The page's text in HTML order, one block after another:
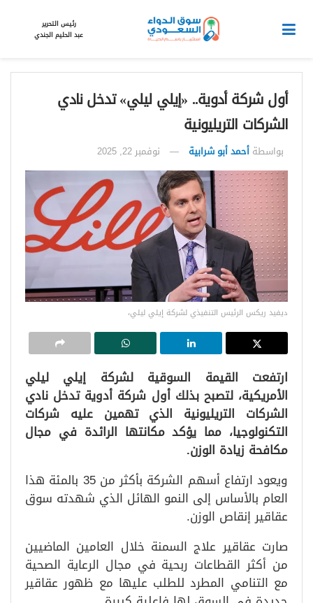
رئيس التحرير
عبد الحليم الجندي
أول شركة أدوية.. «إيلي ليلي» تدخل نادي
الشركات التريليونية
بواسطة أحمد أبو شرابية نوفمبر 22, 2025
ديفيد ريكس الرئيس التنفيذي لشركة إيلي ليلي،
ارتفعت القيمة السوقية لشركة إيلي ليلي
الأمريكية، لتصبح بذلك أول شركة أدوية تدخل نادي
الشركات التريليونية الذي تهمين عليه شركات
التكنولوجيا، مما يؤكد مكانتها الرائدة في مجال
مكافحة زيادة الوزن.
ويعود ارتفاع أسهم الشركة بأكثر من 35 بالمئة هذا
العام بالأساس إلى النمو الهائل الذي شهدته سوق
عقاقير إنقاص الوزن.
صارت عقاقير علاج السمنة خلال العامين الماضيين
من أكثر القطاعات ربحية في مجال الرعاية الصحية
مع التنامي المطرد للطلب عليها مع ظهور عقاقير